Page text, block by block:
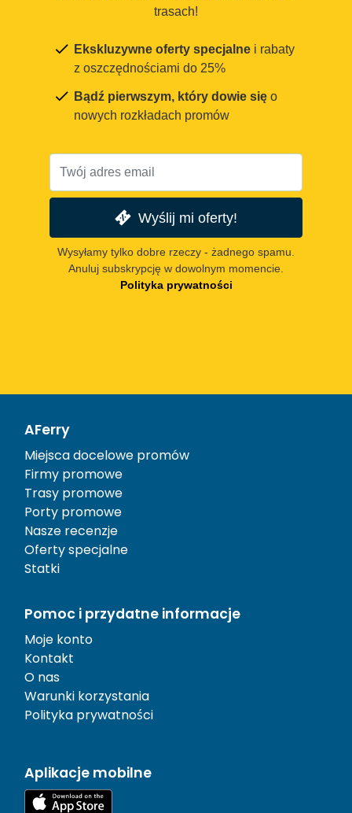
trasach!
Ekskluzywne oferty specjalne i rabaty
z oszczędnościami do 25%
Bądź pierwszym, który dowie się o
nowych rozkładach promów
Wyślij mi oferty!
Wysyłamy tylko dobre rzeczy - żadnego spamu.
Anuluj subskrypcję w dowolnym momencie.
Polityka prywatności
AFerry
Miejsca docelowe promów
Firmy promowe
Trasy promowe
Porty promowe
Nasze recenzje
Oferty specjalne
Statki
Pomoc i przydatne informacje
Moje konto
Kontakt
O nas
Warunki korzystania
Polityka prywatności
Aplikacje mobilne